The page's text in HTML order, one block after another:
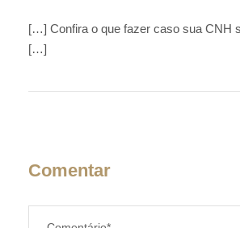
[…] Confira o que fazer caso sua CNH
[…]
Comentar